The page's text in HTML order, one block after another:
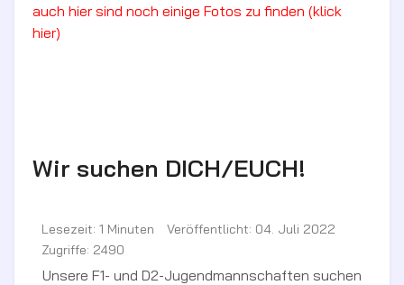
auch hier sind noch einige Fotos zu finden (klick
hier)
Wir suchen DICH/EUCH!
Lesezeit: 1 Minuten
Veröffentlicht: 04. Juli 2022
Zugriffe: 2490
Unsere F1- und D2-Jugendmannschaften suchen